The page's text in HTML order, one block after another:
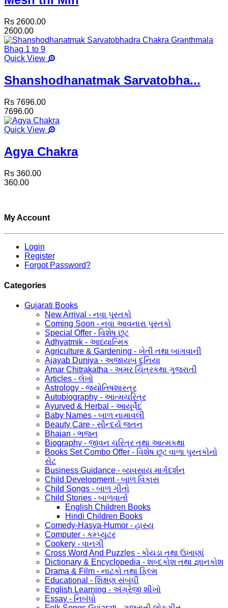
Rs 2600.00
2600.00
Quick View
Shanshodhanatmak Sarvatobha...
Rs 7696.00
7696.00
Quick View
Agya Chakra
Rs 360.00
360.00
My Account
Login
Register
Forgot Password?
Categories
Gujarati Books
New Arrival - નવા પુસ્તકો
Coming Soon - નવા આવનારા પુસ્તકો
Special Offer - વિશેષ છૂટ
Adhyatmik - આધ્યાત્મિક
Agriculture & Gardening - ખેતી તથા બાગવાની
Ajayab Duniya - અજાયબ દુનિયા
Amar Chitrakatha - અમર ચિત્રકથા ગુજરાતી
Articles - લેખો
Astrology - જ્યોતિષશાસ્ત્ર
Autobiography - આત્મચરિત્ર
Ayurved & Herbal - આયૂર્વેદ
Baby Names - બાળ નામાવલી
Beauty Care - સૌન્દર્ય જતન
Bhajan - ભજન
Biography - જીવન ચરિત્ર તથા આત્મકથા
Books Set Combo Offer - વિશેષ છૂટ વાળા પુસ્તકોનો
સેટ
Business Guidance - વ્યવસાય માર્ગદર્શન
Child Development - બાળ વિકાસ
Child Songs - બાળ ગીતો
Child Stories - બાળવાર્તા
English Children Books
Hindi Children Books
Comedy-Hasya-Humor - હાસ્ય
Computer - કમ્પ્યુટર
Cookery - વાનગી
Cross Word And Puzzles - કોયડા તથા ઉખાણાં
Dictionary & Encyclopedia - શબ્દકોશ તથા જ્ઞાનકોશ
Drama & Film - નાટકો તથા ફિલ્મ
Educational - શિક્ષણ સંબંધી
English Learning - અંગ્રેજી શીખો
Essay - નિબંધો